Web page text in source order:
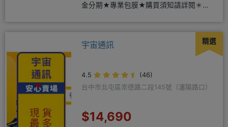
金分期★專業包膜★購買須知請詳閱＊來
精選
宇宙通訊
4.5
(46)
台中市北屯區崇德路二段145號（瀋陽路口）
$14,690